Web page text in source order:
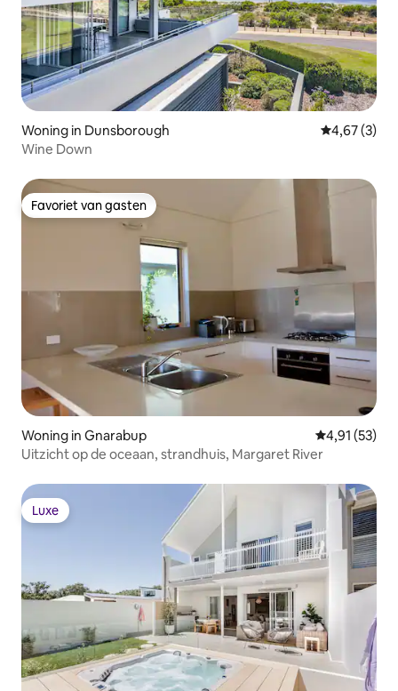
Woning in Dunsborough
4,67 (3)
Wine Down
Favoriet van gasten
Favoriet van gasten
Woning in Gnarabup Gemiddelde
4,91 (53)
Uitzicht op de oceaan, strandhuis, Margaret River
Luxe
Luxe